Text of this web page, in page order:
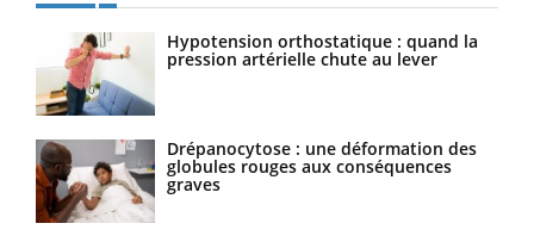
Hypotension orthostatique : quand la
pression artérielle chute au lever
Drépanocytose : une déformation des
globules rouges aux conséquences
graves